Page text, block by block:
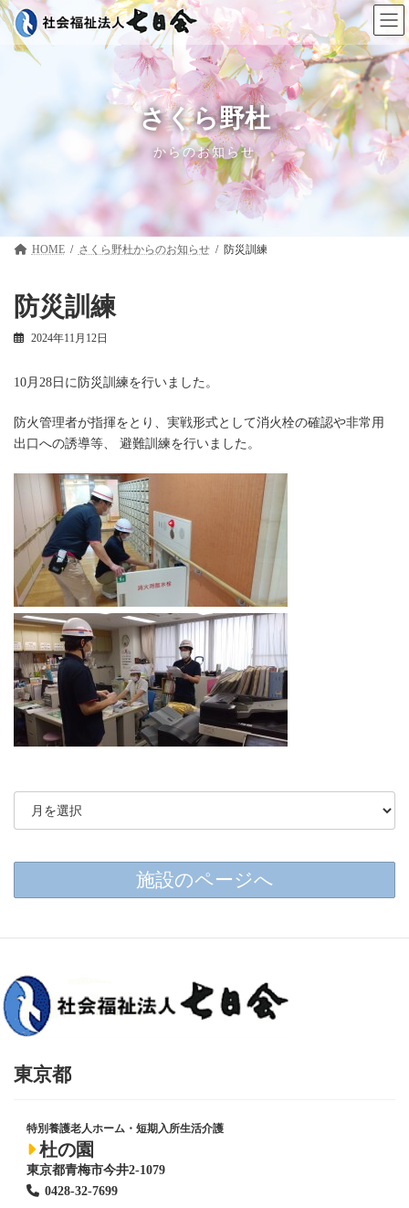
コ
ン
ナ
ビ
さくら野杜
からのお知らせ
HOME さくら野杜 防災訓練
防災訓練
2024年11月12日
10月28日に防災訓練を行いました。
防火管理者が指揮をとり、実戦形式として消火栓の確認や非常用
出口への誘導等、 避難訓練を行いました。
施設のページへ
東京都
特別養護老人ホーム・短期入所生活介護
杜の園
東京都青梅市今井2-1079
0428-32-7699